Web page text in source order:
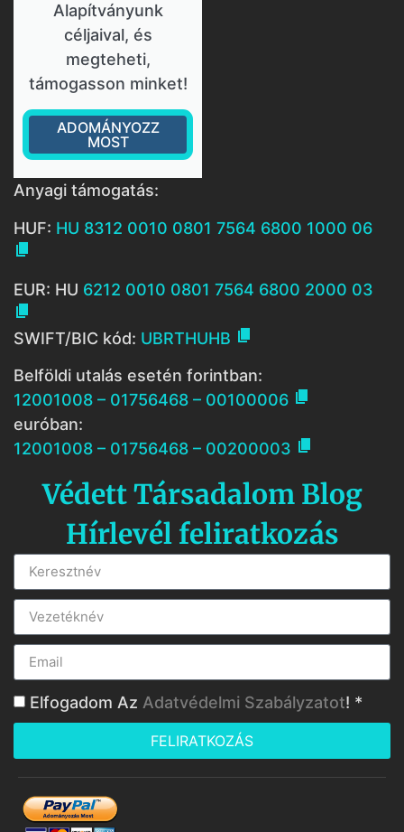
Alapítványunk
céljaival, és
megteheti,
támogasson minket!
ADOMÁNYOZZ
MOST
Anyagi támogatás:
HUF: HU 8312 0010 0801 7564 6800 1000 06

EUR: HU 6212 0010 0801 7564 6800 2000 03

SWIFT/BIC kód: UBRTHUHB 
Belföldi utalás esetén forintban:
12001008 – 01756468 – 00100006 
euróban:
12001008 – 01756468 – 00200003 
Védett Társadalom Blog
Hírlevél feliratkozás
Elfogadom Az Adatvédelmi Szabályzatot! *
FELIRATKOZÁS